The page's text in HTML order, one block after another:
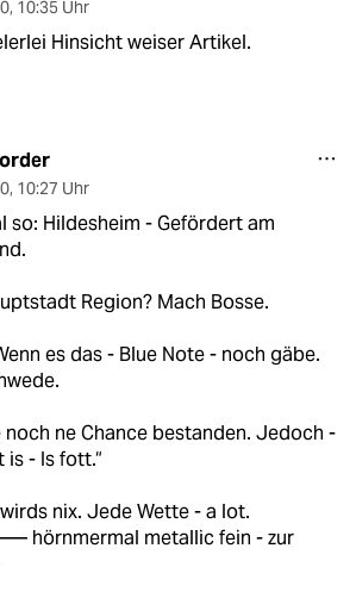
, 10:35 Uhr
Hinsicht weiser Artikel.
, 10:27 Uhr
so: Hildesheim - Gefördert am
Region? Mach Bosse.
es das - Blue Note - noch gäbe.
noch ne Chance bestanden. Jedoch -
is - Is fott.“
nix. Jede Wette - a lot.
hörnmermal metallic fein - zur